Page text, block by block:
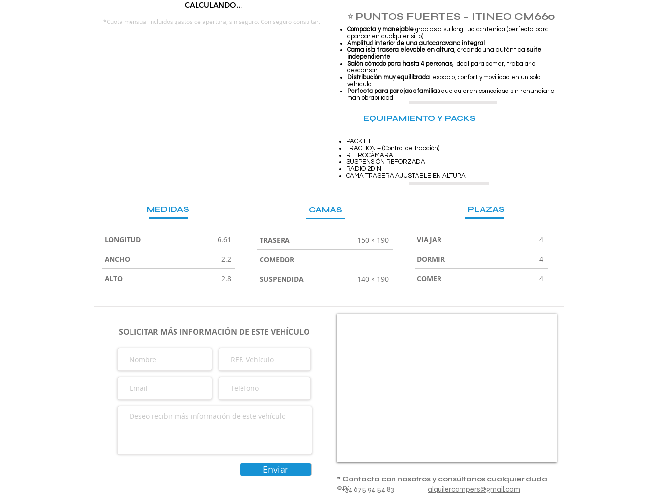
CALCULANDO...
*Cuota mensual incluidos gastos de apertura, sin seguro. Con seguro consultar. ⭐ PUNTOS FUERTES – ITINEO CM660
Compacta y manejable gracias a su longitud contenida (perfecta para
aparcar en cualquier sitio).
Amplitud interior de una autocaravana integral .
Cama isla trasera elevable en altura, creando una auténtica suite
independiente.
Salón cómodo para hasta 4 personas, ideal para comer, trabajar o
descansar.
Distribución muy equilibrada: espacio, confort y movilidad en un solo
vehículo.
Perfecta para parejas o familiasque quieren comodidad sin renunciar a
maniobrabilidad.
EQUIPAMIENTO Y PACKS
PACK LIFE
TRACTION + (Control de tracción)
RETROCÁMARA
SUSPENSIÓN REFORZADA
RADIO 2DIN
CAMA TRASERA AJUSTABLE EN ALTURA
MEDIDAS
LONGITUD 6.61
ANCHO 2.2
ALTO 2.8
CAMAS
TRASERA 150 × 190
COMEDOR
SUSPENDIDA 140 × 190
PLAZAS
VIAJAR 4
DORMIR 4
COMER 4
SOLICITAR MÁS INFORMACIÓN DE ESTE VEHÍCULO
Enviar
* Contacta con nosotros y consúltanos cualquier duda
en:
+34 675 94 54 83 alquilercampers@gmail.com